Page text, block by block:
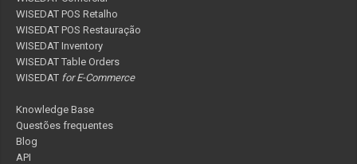
WISEDAT POS Retalho
WISEDAT POS Restauração
WISEDAT Inventory
WISEDAT Table Orders
WISEDAT for E-Commerce
Knowledge Base
Questões frequentes
Blog
API